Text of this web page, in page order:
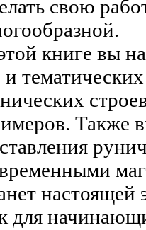
свою
книге вы
Также
для